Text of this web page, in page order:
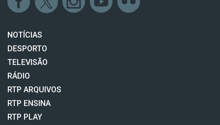
NOTÍCIAS
DESPORTO
TELEVISÃO
RÁDIO
RTP ARQUIVOS
RTP ENSINA
RTP PLAY